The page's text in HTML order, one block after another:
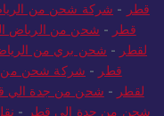
قطر - شركة شحن من
قطر - شحن من الرياض
لقطر - شحن بري من
قطر - شركة شحن من
لقطر - شحن من جدة الي
شحن من جدة الي قطر -